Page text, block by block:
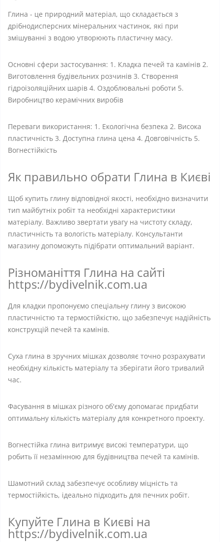
Глина - це природний матеріал, що складається з
дрібнодисперсних мінеральних частинок, які при
змішуванні з водою утворюють пластичну масу.
Основні сфери застосування: 1. Кладка печей та камінів 2.
Виготовлення будівельних розчинів 3. Створення
гідроізоляційних шарів 4. Оздоблювальні роботи 5.
Виробництво керамічних виробів
Переваги використання: 1. Екологічна безпека 2. Висока
пластичність 3. Доступна глина цена 4. Довговічність 5.
Вогнестійкість
Як правильно обрати Глина в Києві
Щоб купить глину відповідної якості, необхідно визначити
тип майбутніх робіт та необхідні характеристики
матеріалу. Важливо звертати увагу на чистоту складу,
пластичність та вологість матеріалу. Консультанти
магазину допоможуть підібрати оптимальний варіант.
Різноманіття Глина на сайті
https://bydivelnik.com.ua
Для кладки пропонуємо спеціальну глину з високою
пластичністю та термостійкістю, що забезпечує надійність
конструкцій печей та камінів.
Суха глина в зручних мішках дозволяє точно розрахувати
необхідну кількість матеріалу та зберігати його тривалий
час.
Фасування в мішках різного об'єму допомагає придбати
оптимальну кількість матеріалу для конкретного проекту.
Вогнестійка глина витримує високі температури, що
робить її незамінною для будівництва печей та камінів.
Шамотний склад забезпечує особливу міцність та
термостійкість, ідеально підходить для печних робіт.
Купуйте Глина в Києві на
https://bydivelnik.com.ua